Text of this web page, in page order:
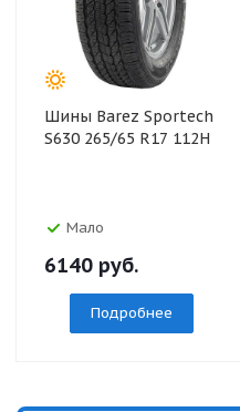
Шины Barez Sportech
S630 265/65 R17 112H
Мало
6140 руб.
Подробнее